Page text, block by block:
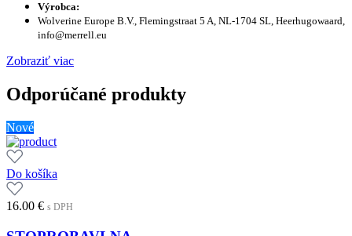
Výrobca:
Wolverine Europe B.V., Flemingstraat 5 A, NL-1704 SL, Heerhugowaard,
info@merrell.eu
Zobraziť viac
Odporúčané produkty
Nové
Do košíka
16.00 € s DPH